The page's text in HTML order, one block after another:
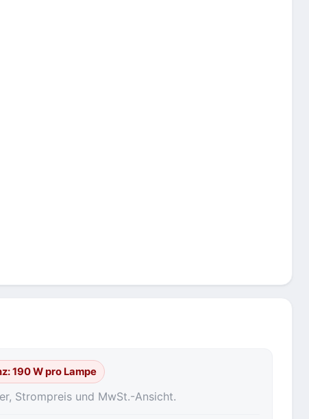
190 W pro Lampe
Strompreis und MwSt.-Ansicht.